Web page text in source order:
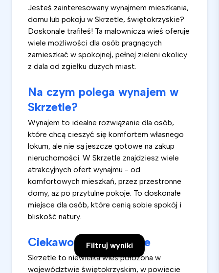
Filtruj wyniki
Jesteś zainteresowany wynajmem mieszkania,
domu lub pokoju w Skrzetle, świętokrzyskie?
Doskonale trafiłeś! Ta malownicza wieś oferuje
wiele możliwości dla osób pragnących
zamieszkać w spokojnej, pełnej zieleni okolicy
z dala od zgiełku dużych miast.
Na czym polega wynajem w
Skrzetle?
Wynajem to idealne rozwiązanie dla osób,
które chcą cieszyć się komfortem własnego
lokum, ale nie są jeszcze gotowe na zakup
nieruchomości. W Skrzetle znajdziesz wiele
atrakcyjnych ofert wynajmu - od
komfortowych mieszkań, przez przestronne
domy, aż po przytulne pokoje. To doskonałe
miejsce dla osób, które cenią sobie spokój i
bliskość natury.
Ciekawostki o Skrzetle
Skrzetle to niewielka wieś położona w
województwie świętokrzyskim, w powiecie